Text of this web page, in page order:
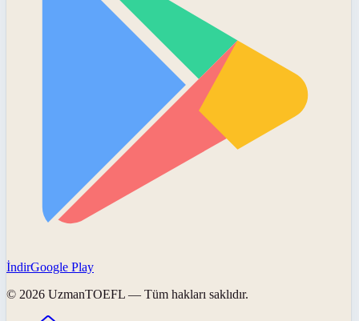
İndirGoogle Play
© 2026 UzmanTOEFL — Tüm hakları saklıdır.